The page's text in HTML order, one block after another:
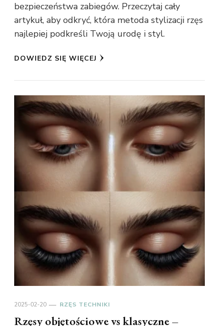
bezpieczeństwa zabiegów. Przeczytaj cały
artykuł, aby odkryć, która metoda stylizacji rzęs
najlepiej podkreśli Twoją urodę i styl.
DOWIEDZ SIĘ WIĘCEJ
2025-02-20 RZĘS TECHNIKI
Rzęsy objętościowe vs klasyczne –